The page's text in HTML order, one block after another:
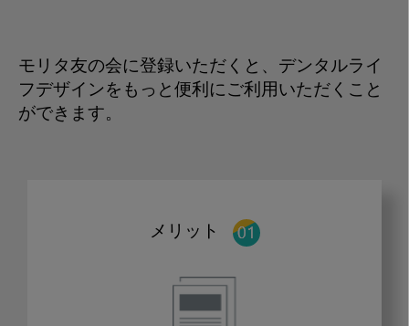
モリタ友の会に登録いただくと、デンタルライ
フデザインをもっと便利にご利用いただくこと
ができます。
メリット